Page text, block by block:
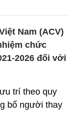
Nam (ACV)
chức
2026 đối với
trí theo quy
bố người thay